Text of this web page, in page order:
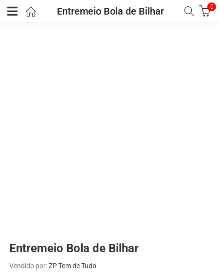
Entremeio Bola de Bilhar 0
Entremeio Bola de Bilhar
Vendido por:ZP Tem de Tudo